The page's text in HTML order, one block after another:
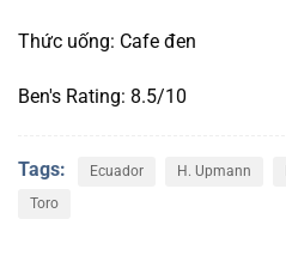
Thức uống: Cafe đen
Ben's Rating: 8.5/10
Tags: Ecuador H. Upmann
Toro